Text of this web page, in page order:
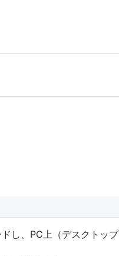
し、PC上（デスクトップ